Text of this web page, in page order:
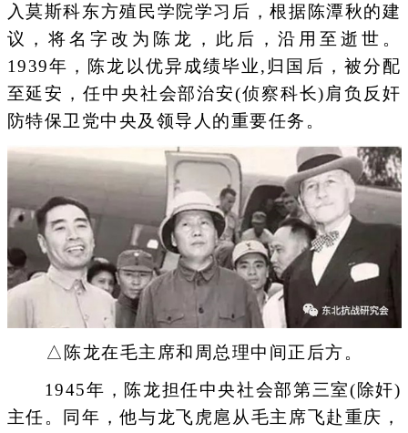
入莫斯科东方殖民学院学习后，根据陈潭秋的建
议，将名字改为陈龙，此后，沿用至逝世。
1939年，陈龙以优异成绩毕业,归国后，被分配
至延安，任中央社会部治安(侦察科长)肩负反奸
防特保卫党中央及领导人的重要任务。
△陈龙在毛主席和周总理中间正后方。
1945年，陈龙担任中央社会部第三室(除奸)
主任。同年，他与龙飞虎扈从毛主席飞赴重庆，